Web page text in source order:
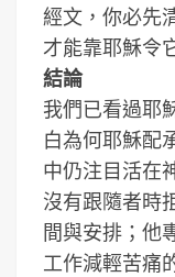
經文，你必先
才能靠耶穌令
結論
我們已看過耶
白為何耶穌配
中仍注目活在
沒有跟隨者時
間與安排；他
工作減輕苦痛